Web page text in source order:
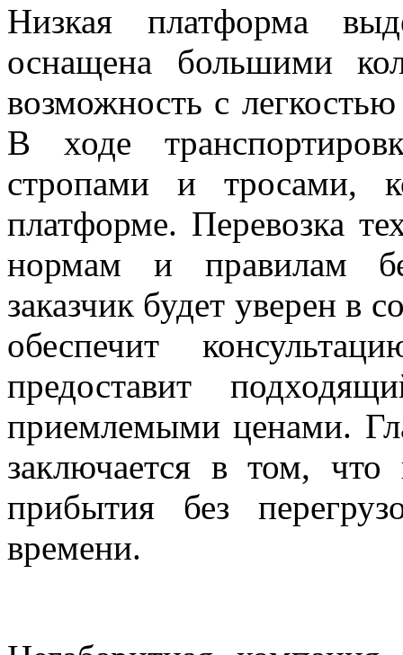
Низкая платформа
оснащена большими
возможность с
В ходе
стропами и тросами,
платформе. Перевозка
нормам и правилам
заказчик будет уверен в
обеспечит
предоставит
приемлемыми ценами.
заключается в том, что
прибытия без
времени.